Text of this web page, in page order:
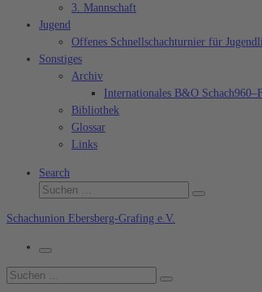
3. Mannschaft
Jugend
Offenes Schnellschachturnier für
Sonstiges
Archiv
Internationales B&O
Bibliothek
Glossar
Links
Search
Suche
Suchen …
Schachunion Ebersberg-Grafing e.V.
Menü
Suche
Suchen …